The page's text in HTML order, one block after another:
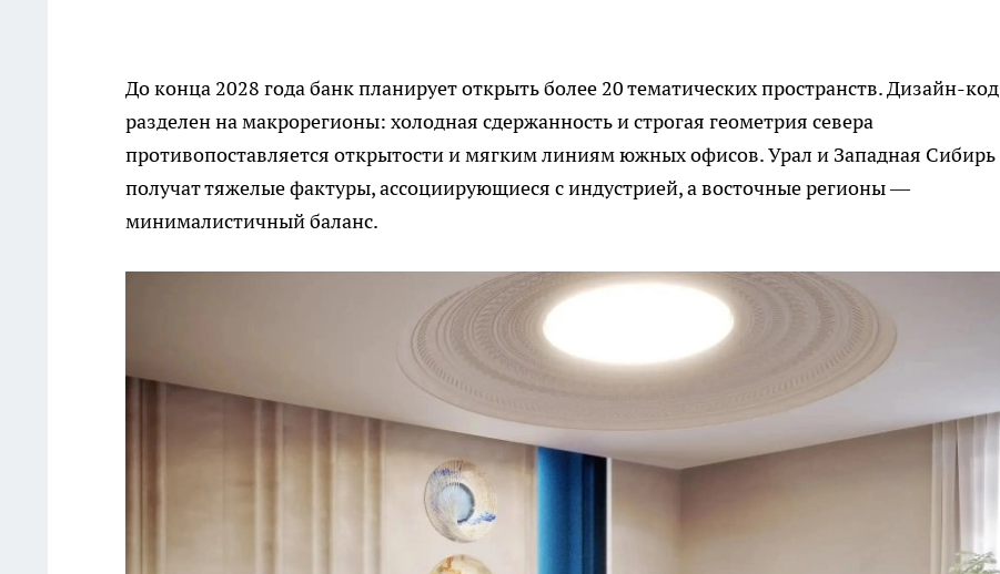
До конца 2028 года банк планирует открыть более 20 тематических пространств. Дизайн-код
разделен на макрорегионы: холодная сдержанность и строгая геометрия севера
противопоставляется открытости и мягким линиям южных офисов. Урал и Западная Сибирь
получат тяжелые фактуры, ассоциирующиеся с индустрией, а восточные регионы —
минималистичный баланс.